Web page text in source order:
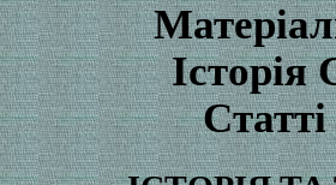
Історія